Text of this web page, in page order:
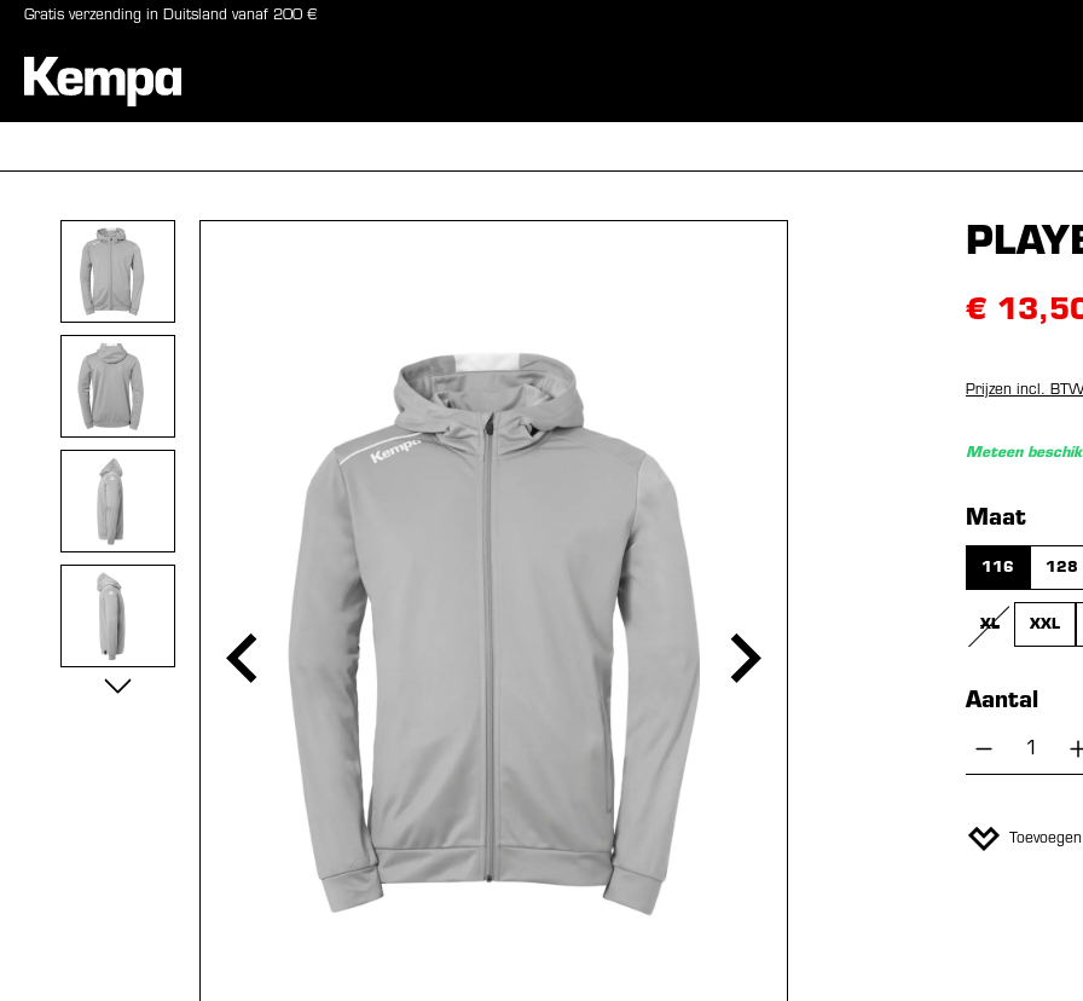
Gratis verzending in Duitsland vanaf 200 €
Afbeeldingengalerij overslaan
€
Prijzen incl.
Meteen
Selecteer
Maat
116 128
XL XXL
Aantal